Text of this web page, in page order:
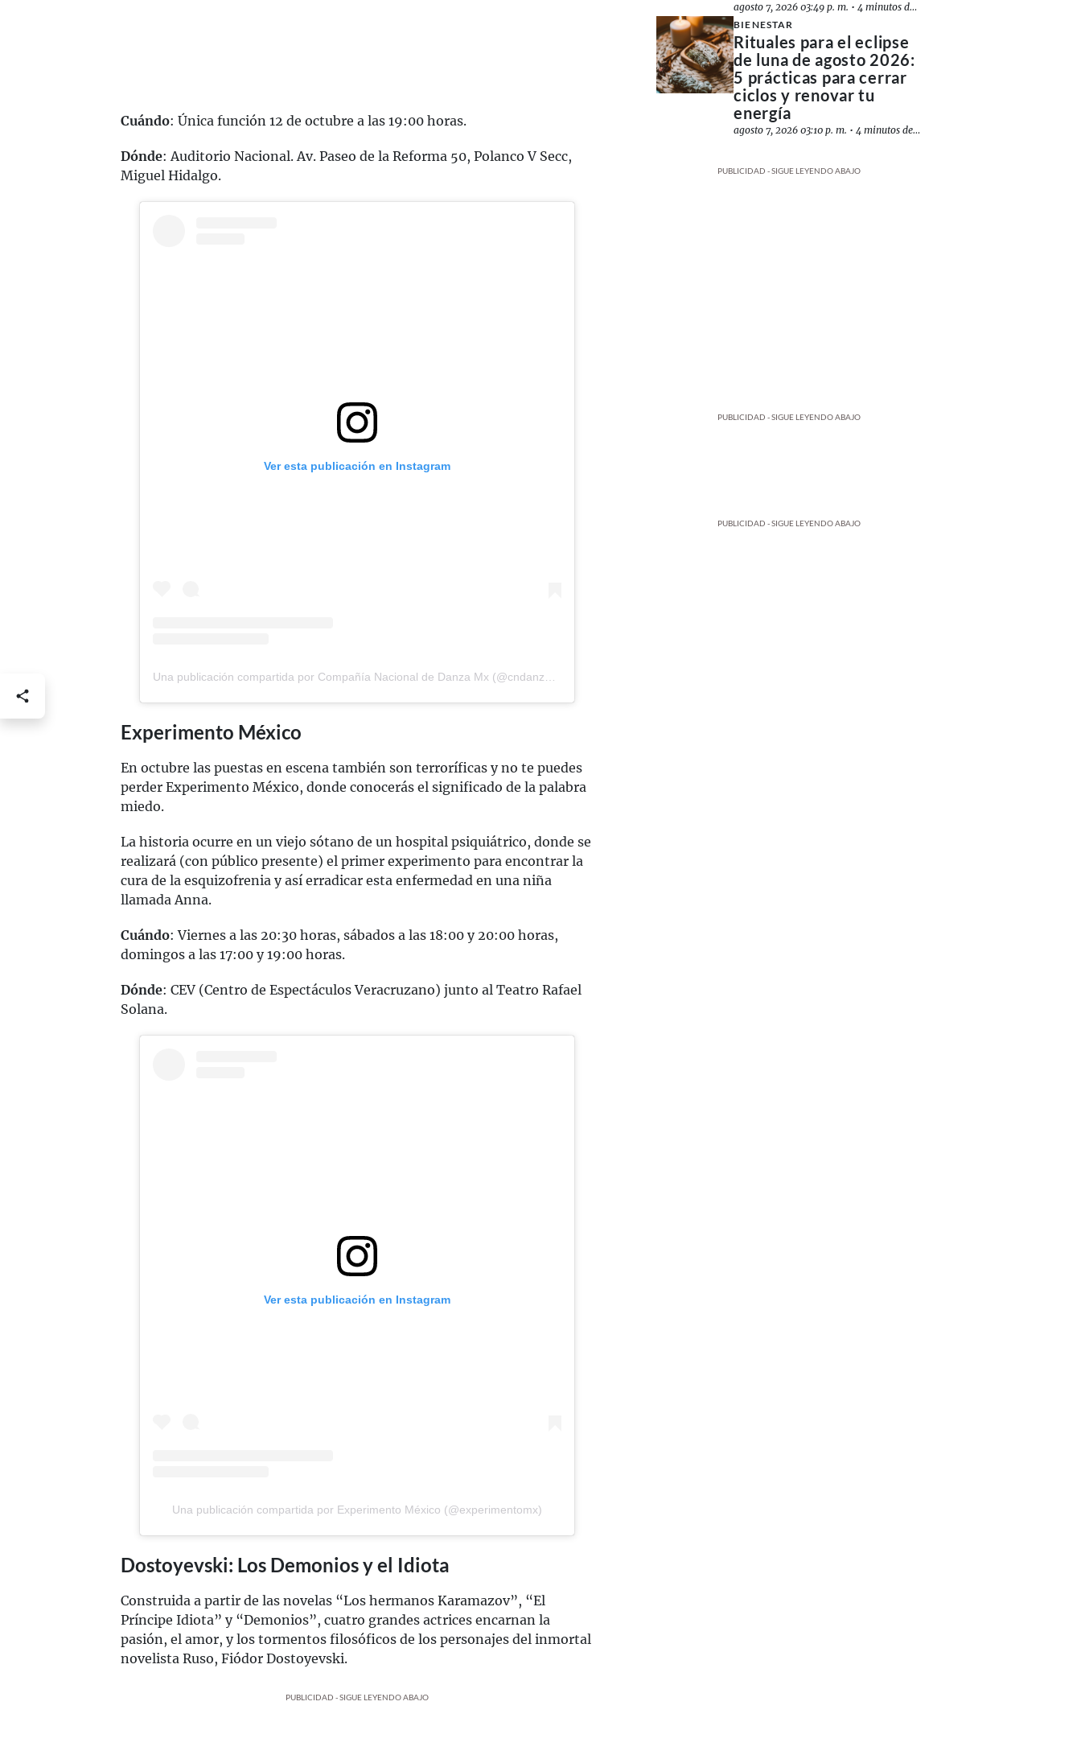
Cuándo: Única función 12 de octubre a las 19:00 horas.
Dónde: Auditorio Nacional. Av. Paseo de la Reforma 50, Polanco V Secc,
Miguel Hidalgo.
Ver esta publicación en Instagram
Experimento México
En octubre las puestas en escena también son terroríficas y no te puedes
perder Experimento México, donde conocerás el significado de la palabra
miedo.
La historia ocurre en un viejo sótano de un hospital psiquiátrico, donde se
realizará (con público presente) el primer experimento para encontrar la
cura de la esquizofrenia y así erradicar esta enfermedad en una niña
llamada Anna.
Cuándo: Viernes a las 20:30 horas, sábados a las 18:00 y 20:00 horas,
domingos a las 17:00 y 19:00 horas.
Dónde: CEV (Centro de Espectáculos Veracruzano) junto al Teatro Rafael
Solana.
Ver esta publicación en Instagram
Una publicación compartida por Experimento México (@experimentomx)
Dostoyevski: Los Demonios y el Idiota
Construida a partir de las novelas “Los hermanos Karamazov”, “El
Príncipe Idiota” y “Demonios”, cuatro grandes actrices encarnan la
pasión, el amor, y los tormentos filosóficos de los personajes del inmortal
novelista Ruso, Fiódor Dostoyevski.
PUBLICIDAD - SIGUE LEYENDO ABAJO
agosto 7, 2026 03:49 p. m. •4 minutos de lectura
BIENESTAR
Rituales para el eclipse
de luna de agosto 2026:
5 prácticas para cerrar
ciclos y renovar tu
energía
agosto 7, 2026 03:10 p. m. •4 minutos de lectura
PUBLICIDAD - SIGUE LEYENDO ABAJO
PUBLICIDAD - SIGUE LEYENDO ABAJO
PUBLICIDAD - SIGUE LEYENDO ABAJO